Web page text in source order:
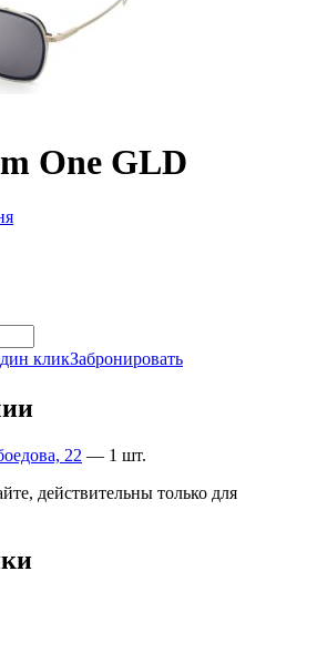
One GLD
кликЗабронировать
22 — 1 шт.
действительны только для